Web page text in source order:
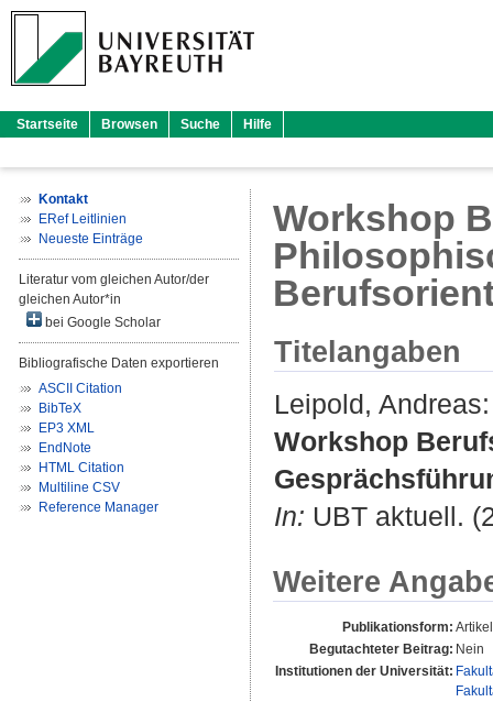
Startseite Browsen Suche Hilfe
Kontakt
ERef Leitlinien
Neueste Einträge
Literatur vom gleichen Autor/der
gleichen Autor*in
bei Google Scholar
Bibliografische Daten exportieren
ASCII Citation
BibTeX
EP3 XML
EndNote
HTML Citation
Multiline CSV
Reference Manager
Workshop
Titelangaben
Leipold, Andreas:
Workshop
In: UBT aktuell.
Weitere
Publikationsform:
Begutachteter Beitrag: Nein
Institutionen der Universität: